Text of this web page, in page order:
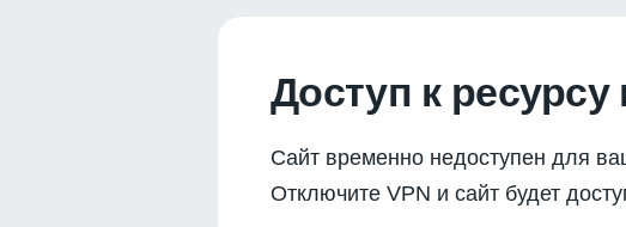
Доступ к
Сайт временно недоступен для
Отключите VPN и сайт будет